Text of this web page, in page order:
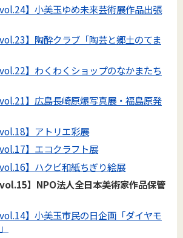
vol.24】小美玉ゆめ未来芸術展作品出張
vol.23】陶酔クラブ「陶芸と郷土のてま
vol.22】わくわくショップのなかまたち
vol.21】広島長崎原爆写真展・福島原発
vol.18】アトリエ彩展
vol.17】エコクラフト展
vol.16】ハクビ和紙ちぎり絵展
vol.15】NPO法人全日本美術家作品保管
vol.14】小美玉市民の日企画「ダイヤモ